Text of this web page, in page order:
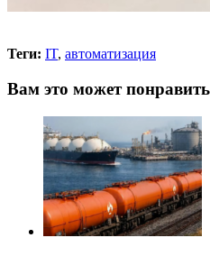
Теги: IT, автоматизация
Вам это может